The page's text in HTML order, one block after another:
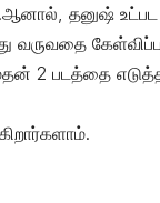
தனுஷ் உட்பட
2 படத்தை